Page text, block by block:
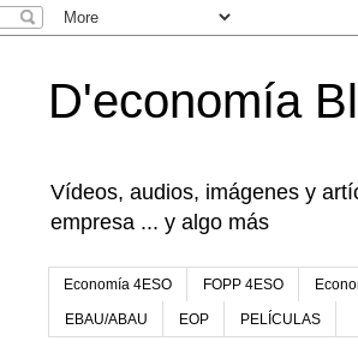
D'economía
Vídeos, audios, imágenes y
empresa ... y algo más
Economía 4ESO FOPP 4ESO
EBAU/ABAU EOP PELÍCULAS